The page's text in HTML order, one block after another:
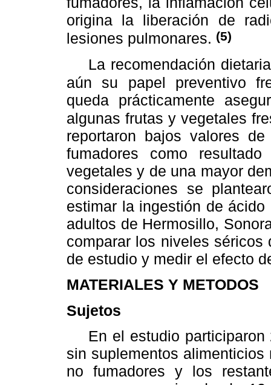
origina la liberación de
lesiones pulmonares. (5)
La recomendación
aún su papel preventivo
queda prácticamente
algunas frutas y vegetales
reportaron bajos valores
fumadores como
vegetales y de una mayor
consideraciones se
estimar la ingestión de
adultos de Hermosillo,
comparar los niveles
de estudio y medir el efecto
MATERIALES Y METODOS
Sujetos
En el estudio participaron
sin suplementos
no fumadores y los